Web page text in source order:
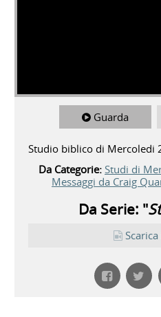
Guarda
Studio biblico di Mercoledi
Da Categorie: Studi di
Messaggi da Craig
Da Serie: "